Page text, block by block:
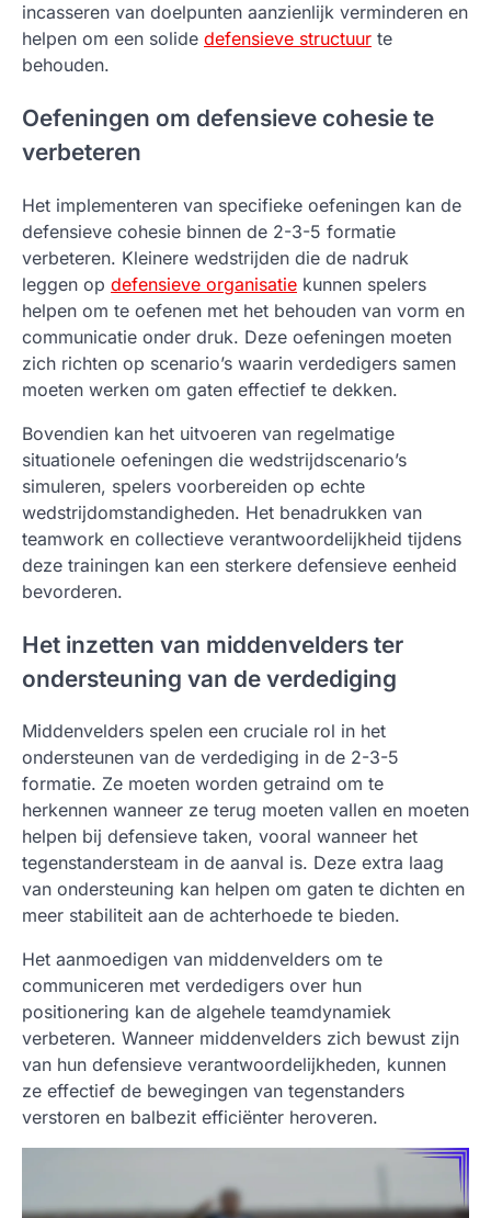
incasseren van doelpunten aanzienlijk verminderen en
helpen om een solide defensieve structuur te
behouden.
Oefeningen om defensieve cohesie te
verbeteren
Het implementeren van specifieke oefeningen kan de
defensieve cohesie binnen de 2-3-5 formatie
verbeteren. Kleinere wedstrijden die de nadruk
leggen op defensieve organisatie kunnen spelers
helpen om te oefenen met het behouden van vorm en
communicatie onder druk. Deze oefeningen moeten
zich richten op scenario’s waarin verdedigers samen
moeten werken om gaten effectief te dekken.
Bovendien kan het uitvoeren van regelmatige
situationele oefeningen die wedstrijdscenario’s
simuleren, spelers voorbereiden op echte
wedstrijdomstandigheden. Het benadrukken van
teamwork en collectieve verantwoordelijkheid tijdens
deze trainingen kan een sterkere defensieve eenheid
bevorderen.
Het inzetten van middenvelders ter
ondersteuning van de verdediging
Middenvelders spelen een cruciale rol in het
ondersteunen van de verdediging in de 2-3-5
formatie. Ze moeten worden getraind om te
herkennen wanneer ze terug moeten vallen en moeten
helpen bij defensieve taken, vooral wanneer het
tegenstandersteam in de aanval is. Deze extra laag
van ondersteuning kan helpen om gaten te dichten en
meer stabiliteit aan de achterhoede te bieden.
Het aanmoedigen van middenvelders om te
communiceren met verdedigers over hun
positionering kan de algehele teamdynamiek
verbeteren. Wanneer middenvelders zich bewust zijn
van hun defensieve verantwoordelijkheden, kunnen
ze effectief de bewegingen van tegenstanders
verstoren en balbezit efficiënter heroveren.